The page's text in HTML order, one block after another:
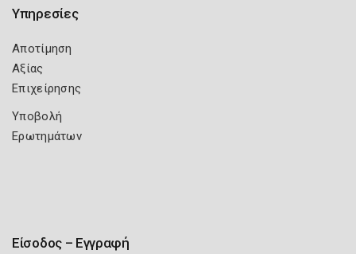
Υπηρεσίες
Αποτίμηση
Αξίας
Επιχείρησης
Υποβολή
Ερωτημάτων
Είσοδος – Εγγραφή